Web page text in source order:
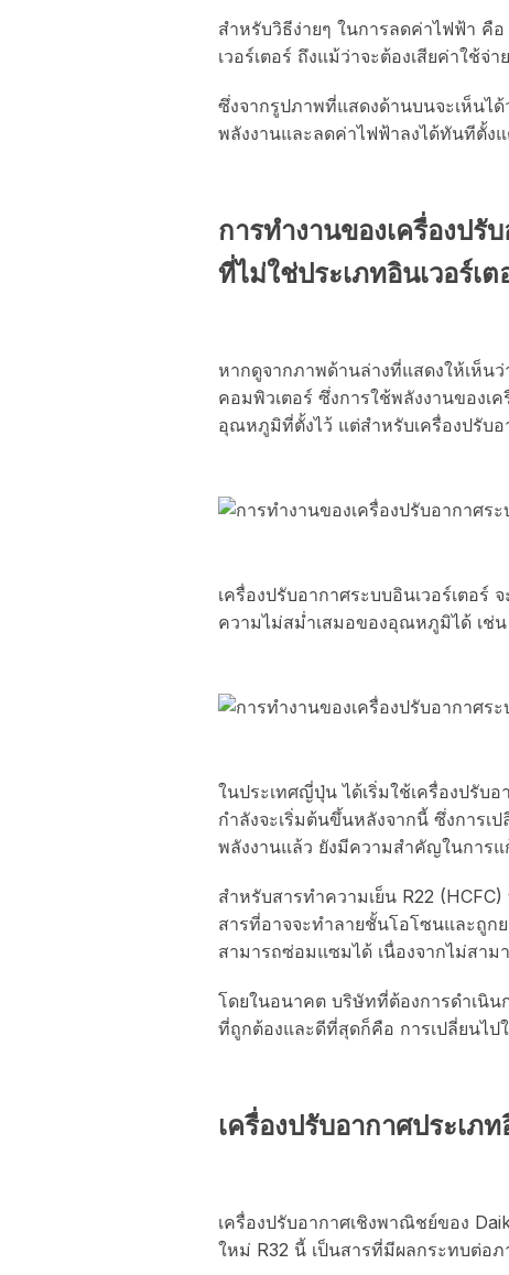
สำหรับวิธีง่ายๆ ในการลดค่าไฟฟ้า คือ
เวอร์เตอร์ ถึงแม้ว่าจะต้องเสียค่าใช้จ่
ซึ่งจากรูปภาพที่แสดงด้านบนจะเห็นได้
พลังงานและลดค่าไฟฟ้าลงได้ทันทีตั้ง
การทำงานของเครื่องปรั
ที่ไม่ใช่ประเภทอินเวอร์เต
หากดูจากภาพด้านล่างที่แสดงให้เห็น
คอมพิวเตอร์ ซึ่งการใช้พลังงานของเ
อุณหภูมิที่ตั้งไว้ แต่สำหรับเครื่องปรับ
เครื่องปรับอากาศระบบอินเวอร์เตอ
ความไม่สม่ำเสมอของอุณหภูมิได้ เช่
ในประเทศญี่ปุ่น ได้เริ่มใช้เครื่องปรับ
กำลังจะเริ่มต้นขึ้นหลังจากนี้ ซึ่งการเ
พลังงานแล้ว ยังมีความสำคัญในการ
สำหรับสารทำความเย็น R22
สารที่อาจจะทำลายชั้นโอโซนและถูก
สามารถซ่อมแซมได้ เนื่องจากไม่สาม
โดยในอนาคต บริษัทที่ต้องการดำเนิน
ที่ถูกต้องและดีที่สุดก็คือ การเปลี่ยนไป
เครื่องปรับอากาศประเภ
เครื่องปรับอากาศเชิงพาณิชย์ของ
ใหม่ R32 นี้ เป็นสารที่มีผลกระทบต่อ